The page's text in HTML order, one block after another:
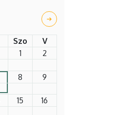
Szo
V
1 2
8 9
15 16